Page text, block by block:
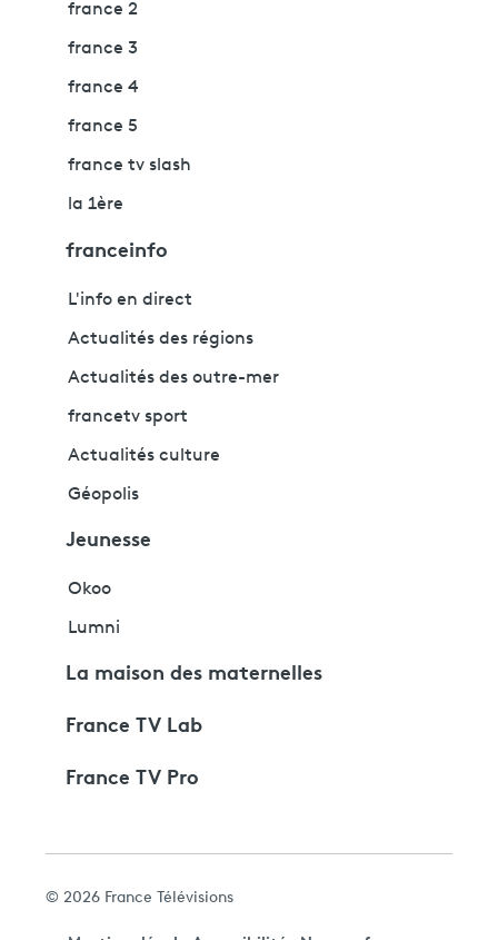
france 2
france 3
france 4
france 5
france tv slash
la 1ère
franceinfo
L'info en direct
Actualités des régions
Actualités des outre-mer
francetv sport
Actualités culture
Géopolis
Jeunesse
Okoo
Lumni
La maison des maternelles
France TV Lab
France TV Pro
© 2026 France Télévisions